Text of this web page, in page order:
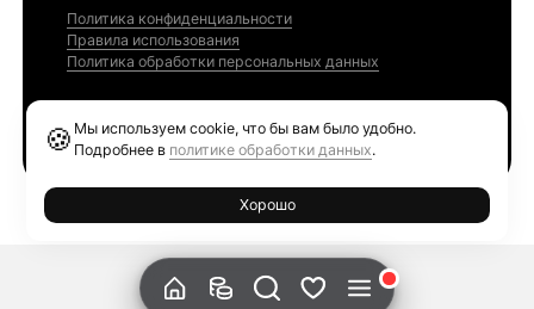
Политика конфиденциальности
Правила использования
Политика обработки персональных данных
🍪 Мы используем cookie, что бы вам было удобно.
Подробнее в политике обработки данных.
Хорошо
Ethereum GAS Tracker